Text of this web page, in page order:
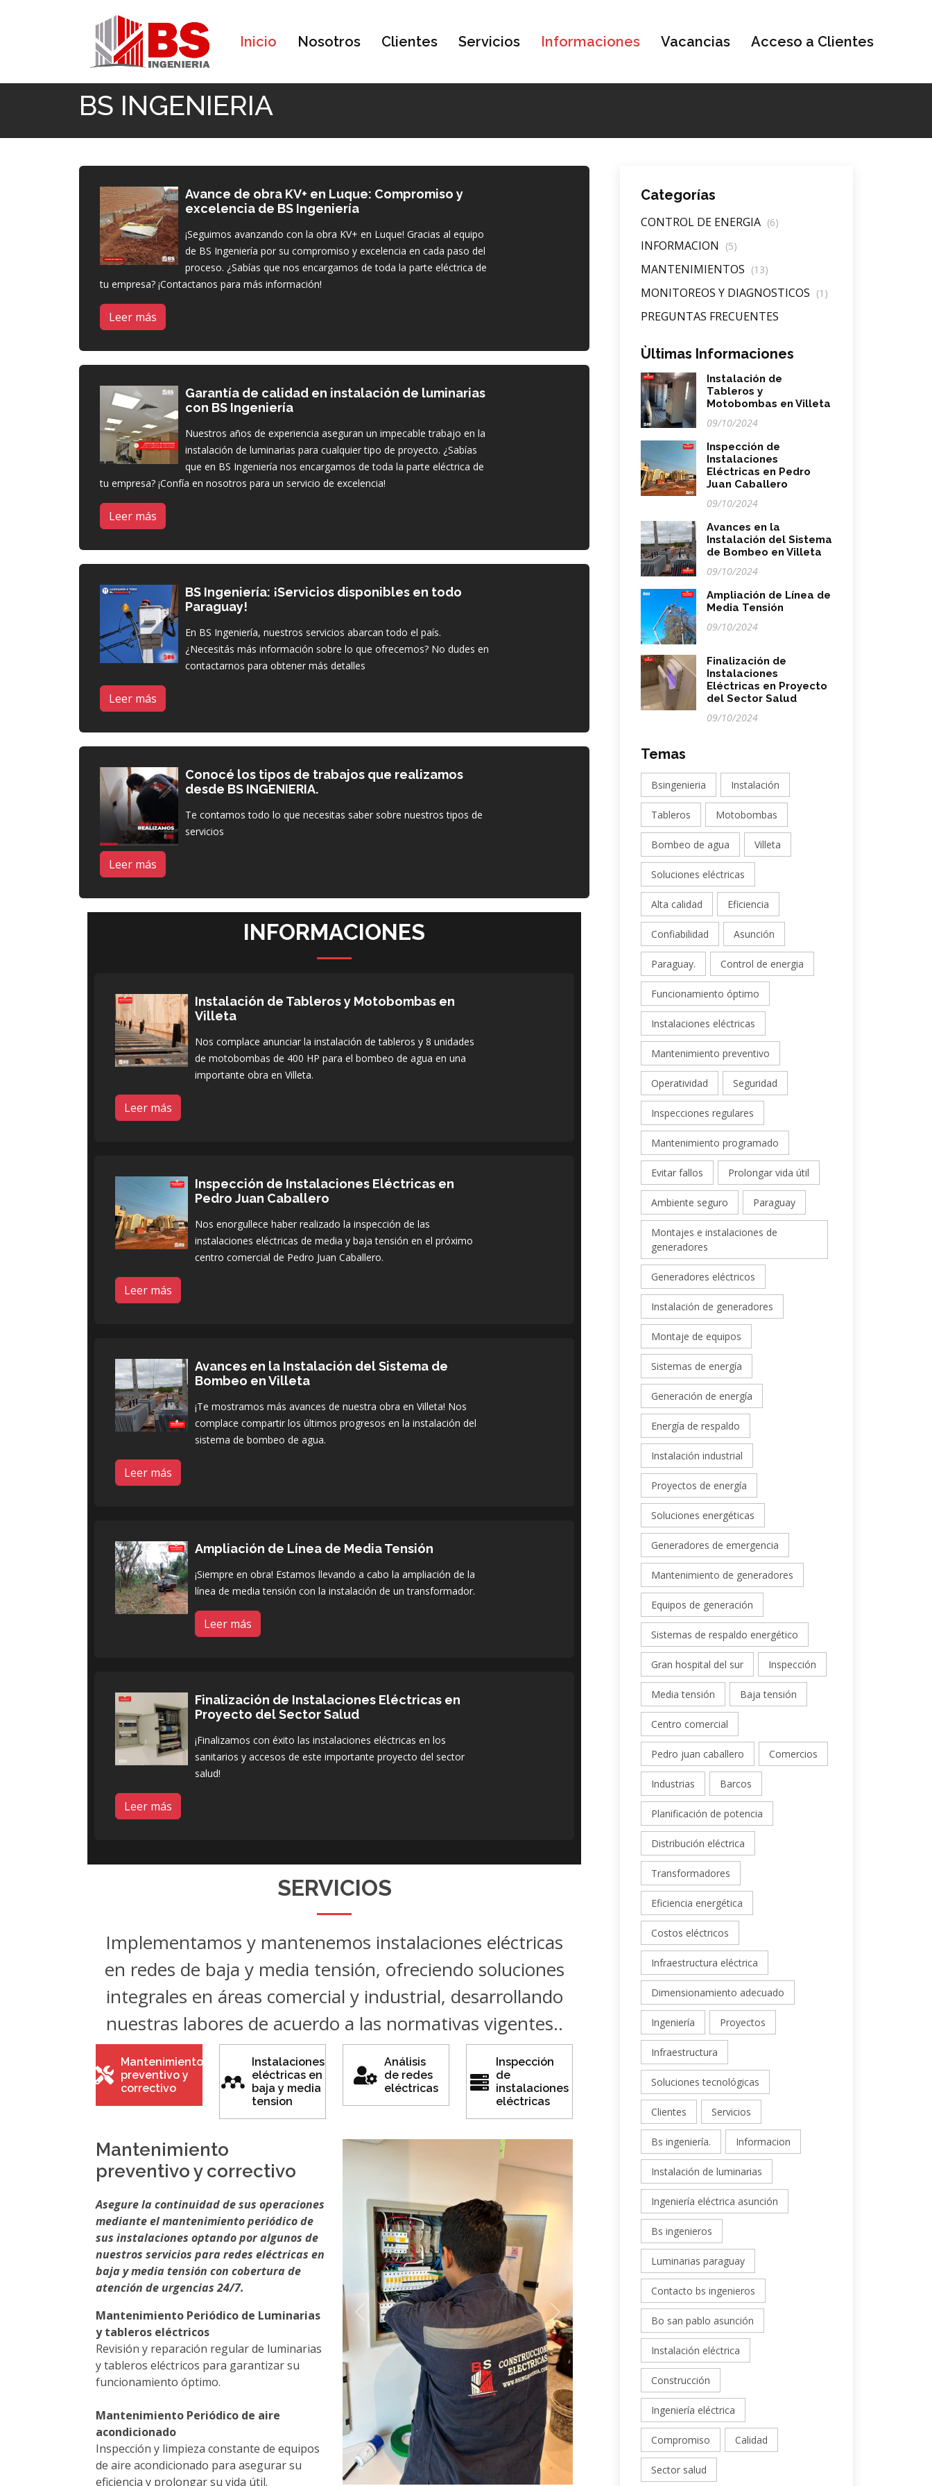
Inicio Nosotros Clientes Servicios Informaciones Vacancias Acceso a Clientes
BS INGENIERIA
Avance de obra KV+ en Luque: Compromiso y
excelencia de BS Ingeniería
¡Seguimos avanzando con la obra KV+ en Luque! Gracias al equipo
de BS Ingeniería por su compromiso y excelencia en cada paso del
proceso. ¿Sabías que nos encargamos de toda la parte eléctrica de
tu empresa? ¡Contactanos para más información!
Leer más
Garantía de calidad en instalación de luminarias
con BS Ingeniería
Nuestros años de experiencia aseguran un impecable trabajo en la
instalación de luminarias para cualquier tipo de proyecto. ¿Sabías
que en BS Ingeniería nos encargamos de toda la parte eléctrica de
tu empresa? ¡Confía en nosotros para un servicio de excelencia!
Leer más
BS Ingeniería: ¡Servicios disponibles en todo
Paraguay!
En BS Ingeniería, nuestros servicios abarcan todo el país.
¿Necesitás más información sobre lo que ofrecemos? No dudes en
contactarnos para obtener más detalles
Leer más
Conocé los tipos de trabajos que realizamos
desde BS INGENIERIA.
Te contamos todo lo que necesitas saber sobre nuestros tipos de
servicios
Leer más
INFORMACIONES
Instalación de Tableros y Motobombas en
Villeta
Nos complace anunciar la instalación de tableros y 8 unidades
de motobombas de 400 HP para el bombeo de agua en una
importante obra en Villeta.
Leer más
Inspección de Instalaciones Eléctricas en
Pedro Juan Caballero
Nos enorgullece haber realizado la inspección de las
instalaciones eléctricas de media y baja tensión en el próximo
centro comercial de Pedro Juan Caballero.
Leer más
Avances en la Instalación del Sistema de
Bombeo en Villeta
¡Te mostramos más avances de nuestra obra en Villeta! Nos
complace compartir los últimos progresos en la instalación del
sistema de bombeo de agua.
Leer más
Ampliación de Línea de Media Tensión
¡Siempre en obra! Estamos llevando a cabo la ampliación de la
línea de media tensión con la instalación de un transformador.
Leer más
Finalización de Instalaciones Eléctricas en
Proyecto del Sector Salud
¡Finalizamos con éxito las instalaciones eléctricas en los
sanitarios y accesos de este importante proyecto del sector
salud!
Leer más
SERVICIOS
Implementamos y mantenemos instalaciones eléctricas
en redes de baja y media tensión, ofreciendo soluciones
integrales en áreas comercial y industrial, desarrollando
nuestras labores de acuerdo a las normativas vigentes..
Mantenimiento
preventivo y
correctivo
Instalaciones
eléctricas en
baja y media
tension
Análisis
de redes
eléctricas
Inspección
de
instalaciones
eléctricas
Mantenimiento
preventivo y correctivo
Asegure la continuidad de sus operaciones
mediante el mantenimiento periódico de
sus instalaciones optando por algunos de
nuestros servicios para redes eléctricas en
baja y media tensión con cobertura de
atención de urgencias 24/7.
Mantenimiento Periódico de Luminarias
y tableros eléctricos
Revisión y reparación regular de luminarias
y tableros eléctricos para garantizar su
funcionamiento óptimo.
Mantenimiento Periódico de aire
acondicionado
Inspección y limpieza constante de equipos
de aire acondicionado para asegurar su
eficiencia y prolongar su vida útil.
Previous Next
Categorías
CONTROL DE ENERGIA (6)
INFORMACION (5)
MANTENIMIENTOS (13)
MONITOREOS Y DIAGNOSTICOS (1)
PREGUNTAS FRECUENTES
Ùltimas Informaciones
Instalación de
Tableros y
Motobombas en Villeta
09/10/2024
Inspección de
Instalaciones
Eléctricas en Pedro
Juan Caballero
09/10/2024
Avances en la
Instalación del Sistema
de Bombeo en Villeta
09/10/2024
Ampliación de Línea de
Media Tensión
09/10/2024
Finalización de
Instalaciones
Eléctricas en Proyecto
del Sector Salud
09/10/2024
Temas
Bsingenieria Instalación
Tableros Motobombas
Bombeo de agua Villeta
Soluciones eléctricas
Alta calidad Eficiencia
Confiabilidad Asunción
Paraguay. Control de energia
Funcionamiento óptimo
Instalaciones eléctricas
Mantenimiento preventivo
Operatividad Seguridad
Inspecciones regulares
Mantenimiento programado
Evitar fallos Prolongar vida útil
Ambiente seguro Paraguay
Montajes e instalaciones de
generadores
Generadores eléctricos
Instalación de generadores
Montaje de equipos
Sistemas de energía
Generación de energía
Energía de respaldo
Instalación industrial
Proyectos de energía
Soluciones energéticas
Generadores de emergencia
Mantenimiento de generadores
Equipos de generación
Sistemas de respaldo energético
Gran hospital del sur Inspección
Media tensión Baja tensión
Centro comercial
Pedro juan caballero Comercios
Industrias Barcos
Planificación de potencia
Distribución eléctrica
Transformadores
Eficiencia energética
Costos eléctricos
Infraestructura eléctrica
Dimensionamiento adecuado
Ingeniería Proyectos
Infraestructura
Soluciones tecnológicas
Clientes Servicios
Bs ingeniería. Informacion
Instalación de luminarias
Ingeniería eléctrica asunción
Bs ingenieros
Luminarias paraguay
Contacto bs ingenieros
Bo san pablo asunción
Instalación eléctrica
Construcción
Ingeniería eléctrica
Compromiso Calidad
Sector salud